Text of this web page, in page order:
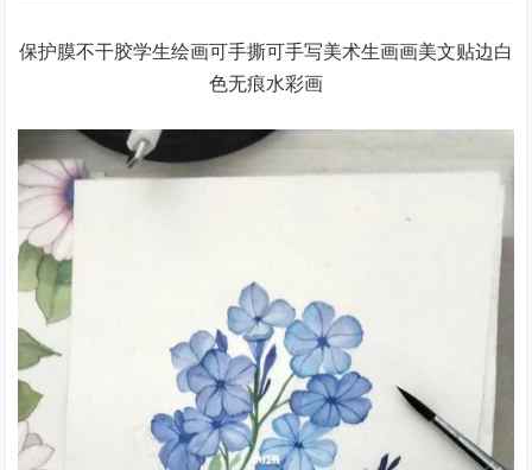
保护膜不干胶学生绘画可手撕可手写美术生画画美文贴边白
色无痕水彩画